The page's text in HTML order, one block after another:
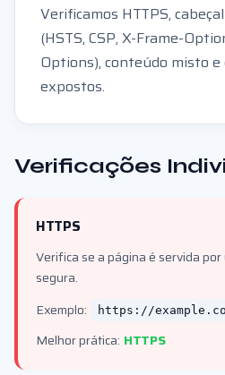
Verificamos HTTPS,
(HSTS, CSP, X-Frame-
Options), conteúdo misto e
expostos.
Verificações
HTTPS
Verifica se a página é servida
segura.
Exemplo:
https://
Melhor prática: HTTPS